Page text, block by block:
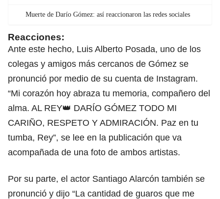
Muerte de Darío Gómez: así reaccionaron las redes sociales
Reacciones:
Ante este hecho, Luis Alberto Posada, uno de los
colegas y amigos más cercanos de Gómez se
pronunció por medio de su cuenta de Instagram.
“Mi corazón hoy abraza tu memoria, compañero del
alma. AL REY👑 DARÍO GÓMEZ TODO MI
CARIÑO, RESPETO Y ADMIRACIÓN. Paz en tu
tumba, Rey”, se lee en la publicación que va
acompañada de una foto de ambos artistas.
Por su parte, el actor Santiago Alarcón también se
pronunció y dijo “La cantidad de guaros que me